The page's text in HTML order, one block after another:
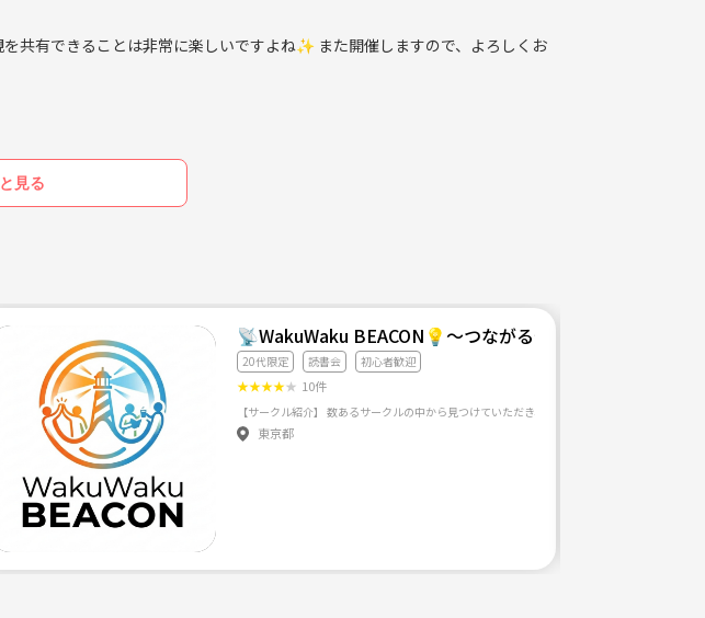
共有できることは非常に楽しいですよね✨ また開催しますので、よろしくお
見る
📡WakuWaku BEACON💡～つながる安心のサードプレイ
20代限定 読書会 初心者歓迎
★★★★★ 10件
東京都